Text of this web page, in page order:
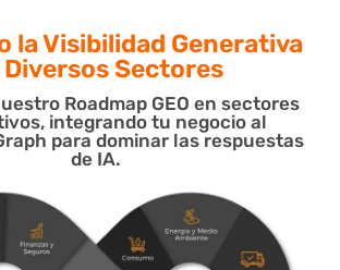
la Visibilidad Generativa
Diversos Sectores
Roadmap GEO en sectores
integrando tu negocio al
para dominar las respuestas
de IA.